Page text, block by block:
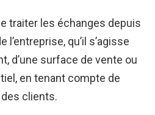
traiter les échanges depuis
l’entreprise, qu’il s’agisse
d’une surface de vente ou
en tenant compte de
des clients.